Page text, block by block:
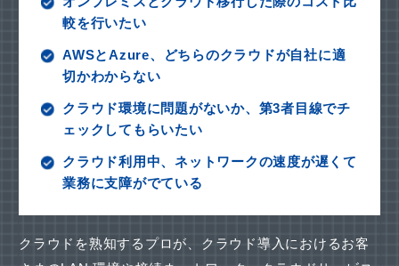
較を行いたい
AWSとAzure、どちらのクラウドが自社に適
切かわからない
クラウド環境に問題がないか、第3者目線でチ
ェックしてもらいたい
クラウド利用中、ネットワークの速度が遅くて
業務に支障がでている
クラウドを熟知するプロが、クラウド導入におけるお客